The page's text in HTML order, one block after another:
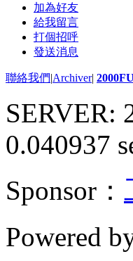
加為好友
給我留言
打個招呼
發送消息
聯絡我們|Archiver|
SERVER:
0.040937
Sponsor：
Powered